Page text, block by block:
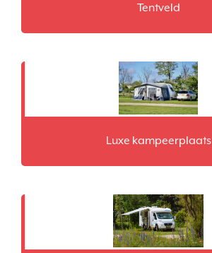
Tentveld
Luxe kampeerplaats